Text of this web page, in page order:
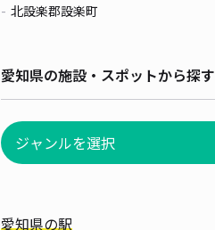
北設楽郡設楽町
愛知県の施設・スポットから探す
愛知県の駅